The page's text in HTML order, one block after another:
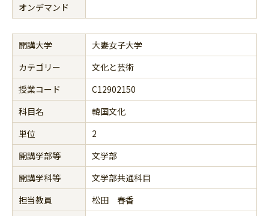
オンデマンド
開講大学
大妻女子大学
カテゴリー
文化と芸術
授業コード
C12902150
科目名
韓国文化
単位
2
開講学部等
文学部
開講学科等
文学部共通科目
担当教員
松田 春香